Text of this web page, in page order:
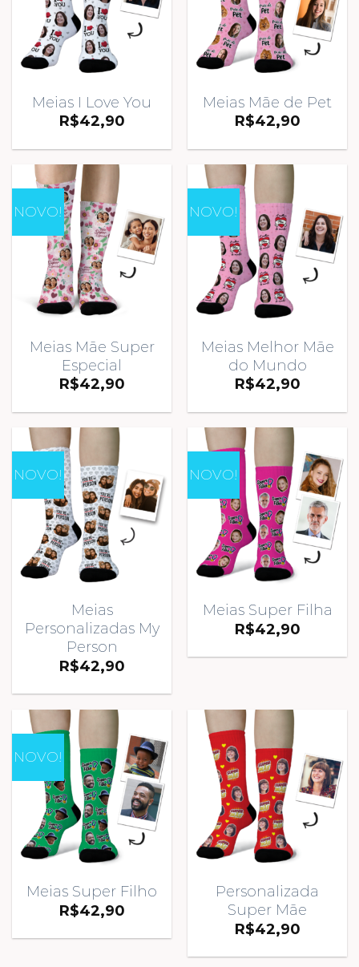
Meias I Love You
R$42,90
Meias Mãe de Pet
R$42,90
NOVO!
Meias Mãe Super
Especial
R$42,90
NOVO!
Meias Melhor Mãe
do Mundo
R$42,90
NOVO!
Meias
Personalizadas My
Person
R$42,90
NOVO!
Meias Super Filha
R$42,90
NOVO!
Meias Super Filho
R$42,90
Personalizada
Super Mãe
R$42,90